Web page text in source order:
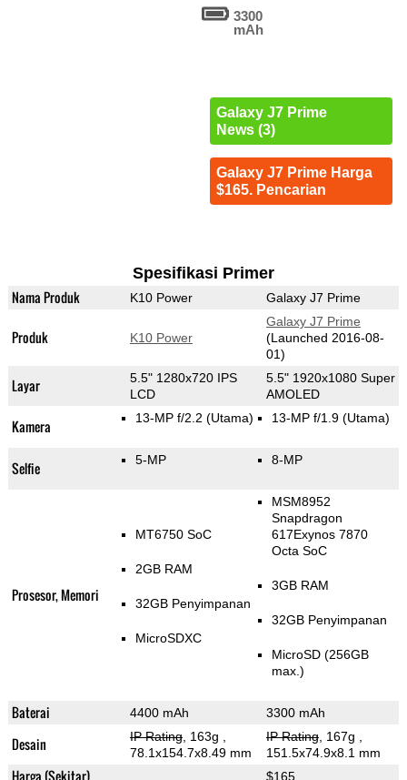
3300
mAh
Galaxy J7 Prime
News (3)
Galaxy J7 Prime Harga
$165. Pencarian
Spesifikasi Primer
Nama Produk K10 Power Galaxy J7 Prime
Produk K10 Power
Galaxy J7 Prime
(Launched 2016-08-
01)
Layar
5.5" 1280x720 IPS
LCD
5.5" 1920x1080 Super
AMOLED
Kamera 13-MP f/2.2 (Utama) 13-MP f/1.9 (Utama)
Selfie 5-MP 8-MP
Prosesor, Memori
MT6750 SoC
2GB RAM
32GB Penyimpanan
MicroSDXC
MSM8952
Snapdragon
617Exynos 7870
Octa SoC
3GB RAM
32GB Penyimpanan
MicroSD (256GB
max.)
Baterai 4400 mAh 3300 mAh
Desain IP Rating, 163g
78.1x154.7x8.49 mm
IP Rating, 167g
151.5x74.9x8.1 mm
Harga (Sekitar) $165